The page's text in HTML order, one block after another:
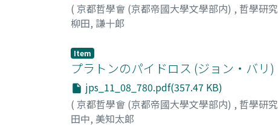
( 京都哲學會 (京都帝國大學文學部内) , 哲學研究
柳田, 謙十郞
Item
プラトンのパイドロス (ジョン・バリ)
jps_11_08_780.pdf(357.47 KB)
( 京都哲學會 (京都帝國大學文學部内) , 哲學研究
田中, 美知太郞